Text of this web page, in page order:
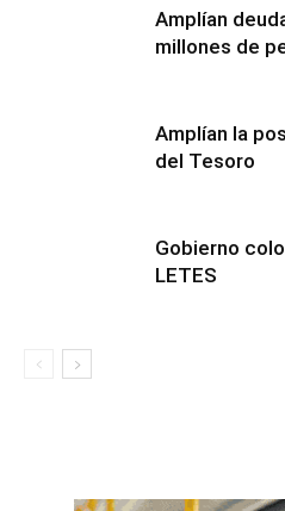
Amplían
millones de
Amplían la
del Tesoro
Gobierno
LETES